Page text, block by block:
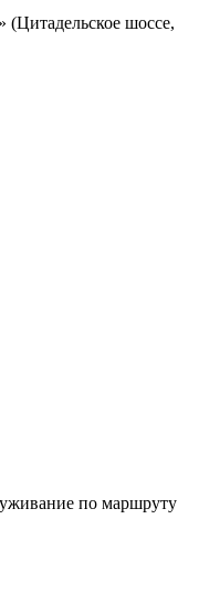
шоссе,
по маршруту